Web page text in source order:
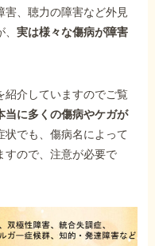
害、聴力の障害など外見
、実は様々な傷病が障害
紹介していますのでご覧
当に多くの傷病やケガが
状でも、傷病名によって
すので、注意が必要で